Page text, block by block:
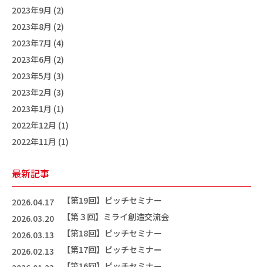
2023年9月 (2)
2023年8月 (2)
2023年7月 (4)
2023年6月 (2)
2023年5月 (3)
2023年2月 (3)
2023年1月 (1)
2022年12月 (1)
2022年11月 (1)
最新記事
2026.04.17
【第19回】ピッチセミナー
2026.03.20
【第３回】ミライ創造交流会
2026.03.13
【第18回】ピッチセミナー
2026.02.13
【第17回】ピッチセミナー